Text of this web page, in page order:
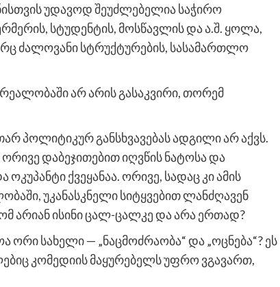
უდავოდ შეუძლებელია საჭირო
სტუდენტის, მოსწავლის და ა.შ. ყოლა,
ძალოვანი სტრუქტურების, სასამართლო
არ არის გასაკვირი, თორემ
პოლიტიკურ განსხვავებას ადგილი არ აქვს.
დაბეჯითებით იღვწის ნატოსა და
ქვეყანაა. ორივე, სადაც კი ამის
უკანასკნელი სიტყვებით ლანძღავენ
არიან ისინი ცალ-ცალკე და არა ერთად?
სახელი — „ნაცმოძრაობა“ და „ოცნება“? ეს
კომედიის მაყურებელს უფრო ვგავართ,